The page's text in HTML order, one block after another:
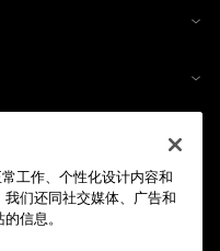
工作、个性化设计内容和
们还同社交媒体、广告和
信息。